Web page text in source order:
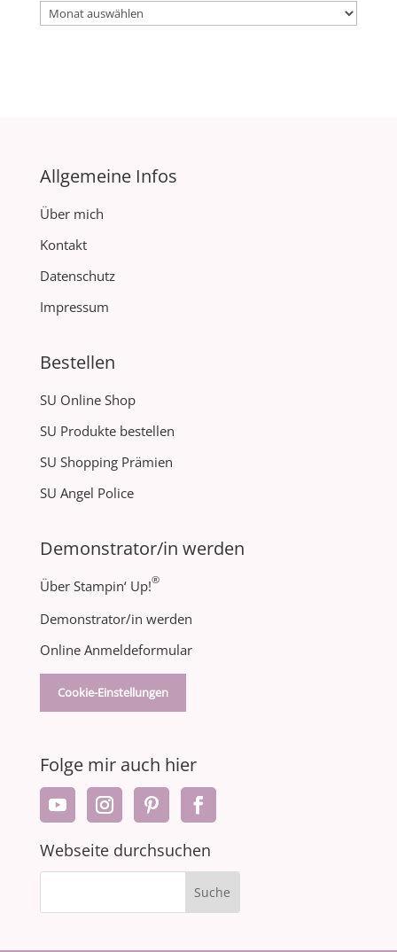
Archiv
Allgemeine Infos
Über mich
Kontakt
Datenschutz
Impressum
Bestellen
SU Online Shop
SU Produkte bestellen
SU Shopping Prämien
SU Angel Police
Demonstrator/in werden
Über Stampin‘ Up!®
Demonstrator/in werden
Online Anmeldeformular
Cookie-Einstellungen
Folge mir auch hier
Webseite durchsuchen